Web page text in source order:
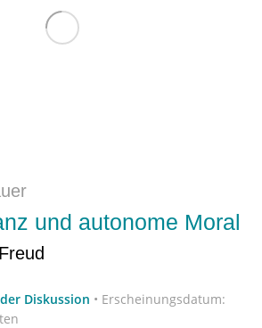
und autonome Moral
Diskussion • Erscheinungsdatum: